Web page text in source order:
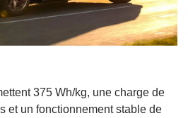
375 Wh/kg, une charge de
et un fonctionnement stable de